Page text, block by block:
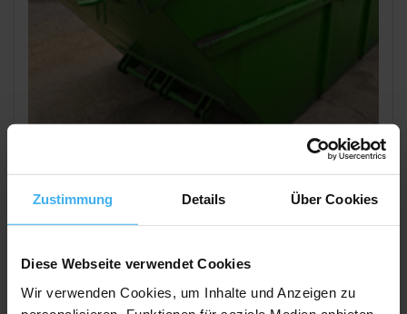
Zustimmung Details Über Cookies
Diese Webseite verwendet Cookies
Wir verwenden Cookies, um Inhalte und Anzeigen zu
Day Off!
Andreas Grunewald Containerdienst
Noch keine Bewertung
Jetzt Anrufen